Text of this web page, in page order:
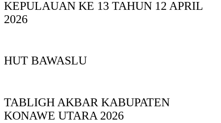
KEPULAUAN KE 13 TAHUN 12 APRIL
2026
HUT BAWASLU
TABLIGH AKBAR KABUPATEN
KONAWE UTARA 2026